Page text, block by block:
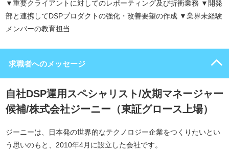
▼重要クライアントに対してのレポーティング及び折衝業務 ▼開発
部と連携してDSPプロダクトの強化・改善要望の作成 ▼業界未経験
メンバーの教育担当
求職者へのメッセージ
自社DSP運用スペシャリスト/次期マネージャー
候補/株式会社ジーニー（東証グロース上場）
ジーニーは、日本発の世界的なテクノロジー企業をつくりたいとい
う思いのもと、2010年4月に設立した会社です。